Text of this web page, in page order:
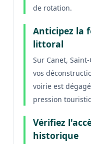
de rotation.
Anticipez la
littoral
Sur Canet,
vos
voirie est
pression
Vérifiez
historique